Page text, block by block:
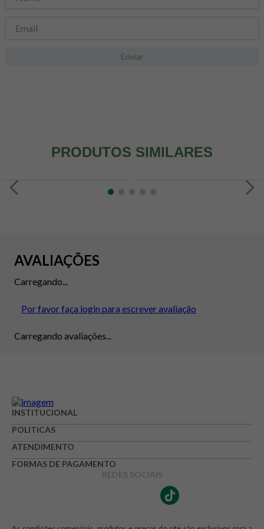
Enviar
PRODUTOS SIMILARES
AVALIAÇÕES
Carregando...
Por favor faça login para escrever avaliação
Carregando avaliações...
INSTITUCIONAL
POLITICAS
ATENDIMENTO
FORMAS DE PAGAMENTO
REDES SOCIAIS
8º maca peruana
9 psyllium